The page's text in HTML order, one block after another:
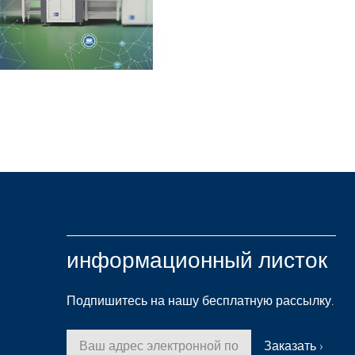
информационный листок
Подпишитесь на нашу бесплатную рассылку.